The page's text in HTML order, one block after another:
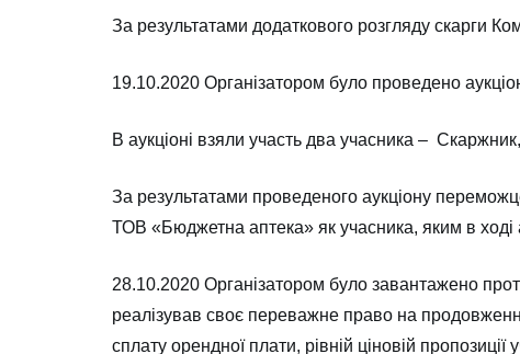
За результатами додаткового розгляду скарги
19.10.2020 Організатором було проведено
В аукціоні взяли участь два учасника –
За результатами проведеного аукціону
ТОВ «Бюджетна аптека» як учасника, яким в ході
28.10.2020 Організатором було завантажено
реалізував своє переважне право на
сплату орендної плати, рівній ціновій